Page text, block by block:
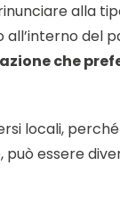
alla
del
che
locali,
essere